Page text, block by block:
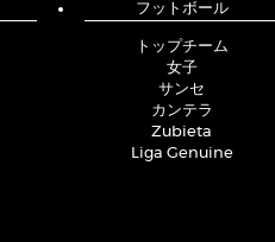
フットボール
トップチーム
女子
サンセ
カンテラ
Zubieta
Liga Genuine